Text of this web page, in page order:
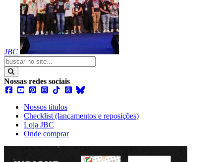
JBC
Nossas redes sociais
Nossos títulos
Checklist (lançamentos e reposições)
Loja JBC
Onde comprar